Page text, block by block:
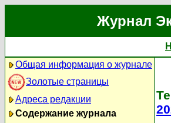
Журнал
Общая информация о журнале
Золотые страницы
Адреса редакции
Содержание журнала